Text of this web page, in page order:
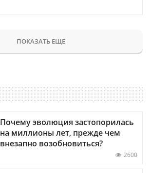
ПОКАЗАТЬ ЕЩЕ
Почему эволюция застопорилась
на миллионы лет, прежде чем
внезапно возобновиться?
2600